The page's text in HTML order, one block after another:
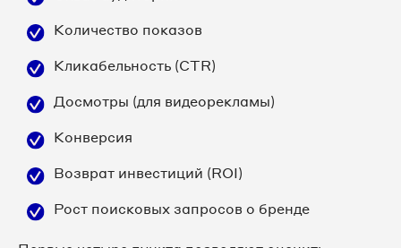
Количество показов
Кликабельность (CTR)
Досмотры (для видеорекламы)
Конверсия
Возврат инвестиций (ROI)
Рост поисковых запросов о бренде